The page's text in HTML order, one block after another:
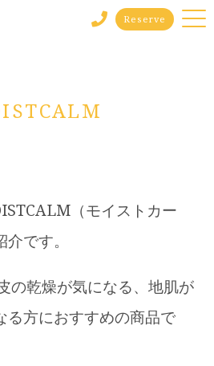
Reserve
（モイストカー
です。
の乾燥が気になる、地肌が
る方におすすめの商品で